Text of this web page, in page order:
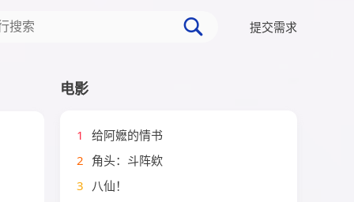
提交需求
电影
1
给阿嬷的情书
2 角头：斗阵欸
3 八仙！